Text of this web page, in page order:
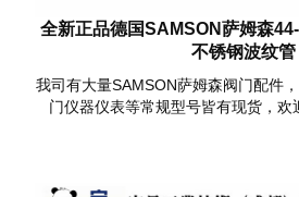
全新正品德国SAMSON萨姆森
不锈钢波纹管
我司有大量SAMSON萨姆森阀门配件
门仪器仪表等常规型号皆有现货，